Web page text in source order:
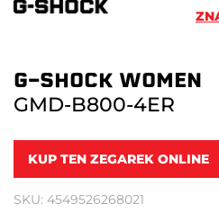
G-SHOCK WOMEN
GMD-B800-4ER
KUP TEN ZEGAREK ONLINE
SKU: 4549526268021